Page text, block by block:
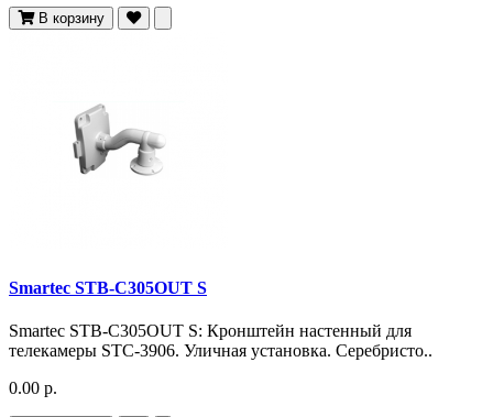
В корзину
Smartec STB-C305OUT S
Smartec STB-C305OUT S: Кронштейн настенный для
телекамеры STC-3906. Уличная установка. Серебристо..
0.00 р.